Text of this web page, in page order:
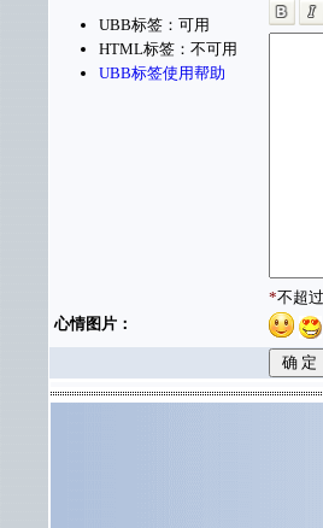
UBB标签：可用
HTML标签：不可用
UBB标签使用帮助
*不超
心情图片：